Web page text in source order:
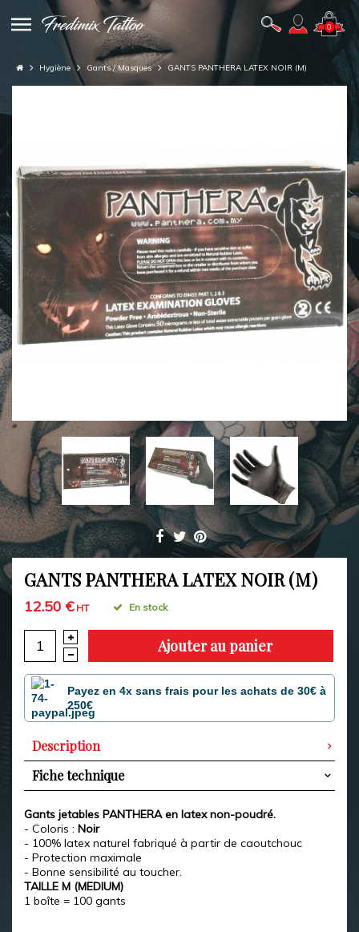
0
Hygiène Gants / Masques GANTS PANTHERA LATEX NOIR (M)
GANTS PANTHERA LATEX NOIR (M)
12.50 €HT En stock
Ajouter au panier
Payez en 4x sans frais pour les achats de 30€ à
250€
Description
Fiche technique
Gants jetables PANTHERA en latex non-poudré.
- Coloris : Noir
- 100% latex naturel fabriqué à partir de caoutchouc
- Protection maximale
- Bonne sensibilité au toucher.
TAILLE M (MEDIUM)
1 boîte = 100 gants